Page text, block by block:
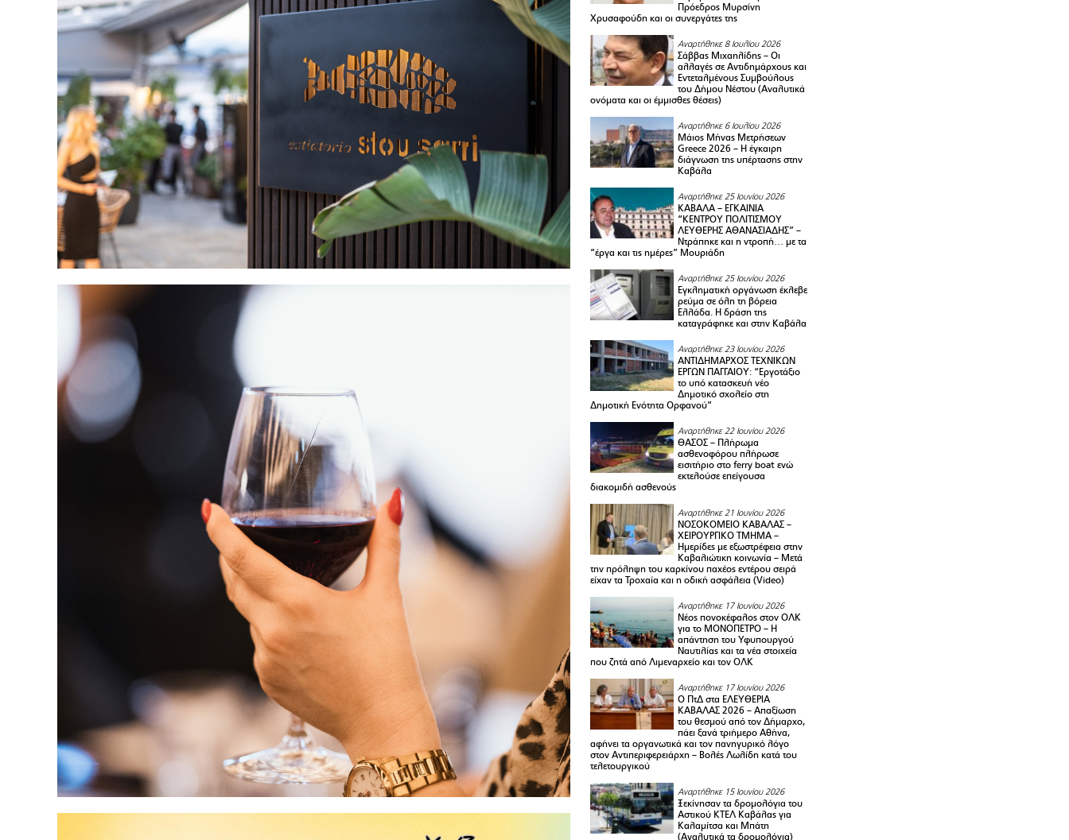
Πρόεδρος Μυρσίνη
Χρυσαφούδη και οι συνεργάτες της
Αναρτήθηκε 8 Ιουλίου 2026
Σάββας Μιχαηλίδης – Οι
αλλαγές σε Αντιδημάρχους και
Εντεταλμένους Συμβούλους
του Δήμου Νέστου (Αναλυτικά
ονόματα και οι έμμισθες θέσεις)
Αναρτήθηκε 6 Ιουλίου 2026
Μάιος Μήνας Μετρήσεων
Greece 2026 – H έγκαιρη
διάγνωση της υπέρτασης στην
Καβάλα
Αναρτήθηκε 25 Ιουνίου 2026
ΚΑΒΑΛΑ – ΕΓΚΑΙΝΙΑ
“ΚΕΝΤΡΟΥ ΠΟΛΙΤΙΣΜΟΥ
ΛΕΥΘΕΡΗΣ ΑΘΑΝΑΣΙΑΔΗΣ” –
Ντράπηκε και η ντροπή… με τα
“έργα και τις ημέρες” Μουριάδη
Αναρτήθηκε 25 Ιουνίου 2026
Εγκληματική οργάνωση έκλεβε
ρεύμα σε όλη τη βόρεια
Ελλάδα. Η δράση της
καταγράφηκε και στην Καβάλα
Αναρτήθηκε 23 Ιουνίου 2026
ΑΝΤΙΔΗΜΑΡΧΟΣ ΤΕΧΝΙΚΩΝ
ΕΡΓΩΝ ΠΑΓΓΑΙΟΥ: “Εργοτάξιο
το υπό κατασκευή νέο
Δημοτικό σχολείο στη
Δημοτική Ενότητα Ορφανού”
Αναρτήθηκε 22 Ιουνίου 2026
ΘΑΣΟΣ – Πλήρωμα
ασθενοφόρου πλήρωσε
εισιτήριο στο ferry boat ενώ
εκτελούσε επείγουσα
διακομιδή ασθενούς
Αναρτήθηκε 21 Ιουνίου 2026
ΝΟΣΟΚΟΜΕΙΟ ΚΑΒΑΛΑΣ –
ΧΕΙΡΟΥΡΓΙΚΟ ΤΜΗΜΑ –
Ημερίδες με εξωστρέφεια στην
Καβαλιώτικη κοινωνία – Μετά
την πρόληψη του καρκίνου παχέος εντέρου σειρά
είχαν τα Τροχαία και η οδική ασφάλεια (Video)
Αναρτήθηκε 17 Ιουνίου 2026
Νέος πονοκέφαλος στον ΟΛΚ
για το ΜΟΝΟΠΕΤΡΟ – Η
απάντηση του Υφυπουργού
Ναυτιλίας και τα νέα στοιχεία
που ζητά από Λιμεναρχείο και τον ΟΛΚ
Αναρτήθηκε 17 Ιουνίου 2026
Ο ΠτΔ στα ΕΛΕΥΘΕΡΙΑ
ΚΑΒΑΛΑΣ 2026 – Απαξίωση
του θεσμού από τον Δήμαρχο,
πάει ξανά τριήμερο Αθήνα,
αφήνει τα οργανωτικά και τον πανηγυρικό λόγο
στον Αντιπεριφερειάρχη – Βολές Λωλίδη κατά του
τελετουργικού
Αναρτήθηκε 15 Ιουνίου 2026
Ξεκίνησαν τα δρομολόγια του
Αστικού ΚΤΕΛ Καβάλας για
Καλαμίτσα και Μπάτη
(Αναλυτικά τα δρομολόγια)